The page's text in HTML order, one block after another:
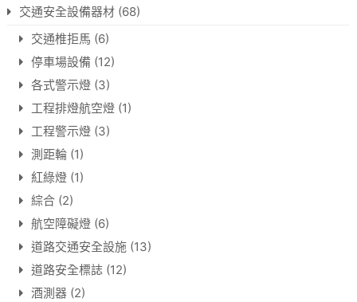
交通安全設備器材 (68)
交通椎拒馬 (6)
停車場設備 (12)
各式警示燈 (3)
工程排燈航空燈 (1)
工程警示燈 (3)
測距輪 (1)
紅綠燈 (1)
綜合 (2)
航空障礙燈 (6)
道路交通安全設施 (13)
道路安全標誌 (12)
酒測器 (2)